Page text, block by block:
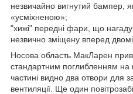
незвичайно вигнутий бампер,
«усміхненою»;
"хижі" передні фари, що
незвично зміщену вперед
Носова область МакЛарен
стандартним поглибленням на
частині видно два отвори для
вентиляції. Ще один